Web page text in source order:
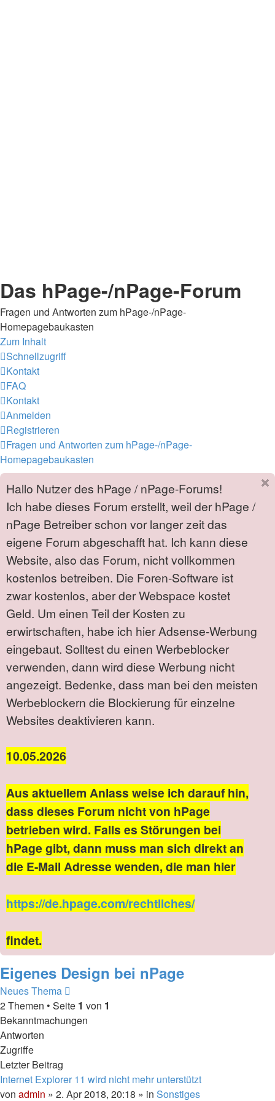
Das hPage-/nPage-Forum
Fragen und Antworten zum hPage-/nPage-
Homepagebaukasten
Zum Inhalt
Schnellzugriff
Kontakt
FAQ
Kontakt
Anmelden
Registrieren
Fragen und Antworten zum hPage-/nPage-
Homepagebaukasten
Hallo Nutzer des hPage / nPage-Forums!
Ich habe dieses Forum erstellt, weil der hPage /
nPage Betreiber schon vor langer zeit das
eigene Forum abgeschafft hat. Ich kann diese
Website, also das Forum, nicht vollkommen
kostenlos betreiben. Die Foren-Software ist
zwar kostenlos, aber der Webspace kostet
Geld. Um einen Teil der Kosten zu
erwirtschaften, habe ich hier Adsense-Werbung
eingebaut. Solltest du einen Werbeblocker
verwenden, dann wird diese Werbung nicht
angezeigt. Bedenke, dass man bei den meisten
Werbeblockern die Blockierung für einzelne
Websites deaktivieren kann.
10.05.2026
Aus aktuellem Anlass weise ich darauf hin,
dass dieses Forum nicht von hPage
betrieben wird. Falls es Störungen bei
hPage gibt, dann muss man sich direkt an
die E-Mail Adresse wenden, die man hier
https://de.hpage.com/rechtliches/
findet.
Eigenes Design bei nPage
Neues Thema
2 Themen • Seite 1 von 1
Bekanntmachungen
Antworten
Zugriffe
Letzter Beitrag
Internet Explorer 11 wird nicht mehr unterstützt
von admin » 2. Apr 2018, 20:18 » in Sonstiges